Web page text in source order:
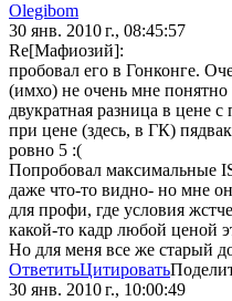
Olegibom
30 янв. 2010 г., 08:45:57
Re[Мафиозий]:
пробовал его в Гонконге.
(имхо) не очень мне понятно
двукратная разница в цене с
при цене (здесь, в ГК)
ровно 5 :(
Попробовал максимальные
даже что-то видно- но мне
для профи, где условия
какой-то кадр любой ценой
Но для меня все же старый
ОтветитьЦитировать
30 янв. 2010 г., 10:00:49